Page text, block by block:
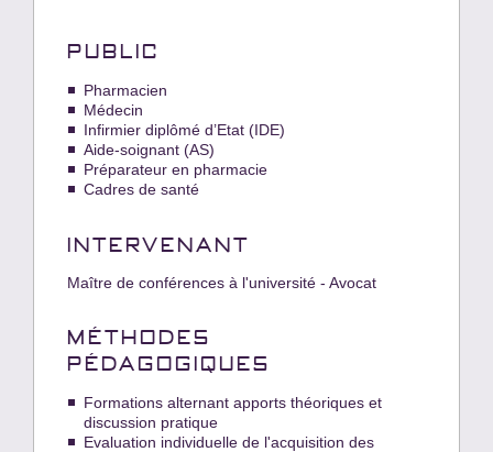
PUBLIC
Pharmacien
Médecin
Infirmier diplômé d’Etat (IDE)
Aide-soignant (AS)
Préparateur en pharmacie
Cadres de santé
INTERVENANT
Maître de conférences à l'université - Avocat
MÉTHODES
PÉDAGOGIQUES
Formations alternant apports théoriques et
discussion pratique
Evaluation individuelle de l'acquisition des